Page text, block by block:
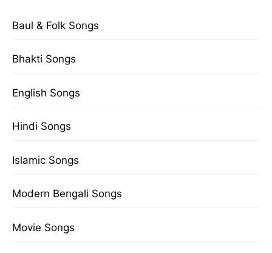
Baul & Folk Songs
Bhakti Songs
English Songs
Hindi Songs
Islamic Songs
Modern Bengali Songs
Movie Songs